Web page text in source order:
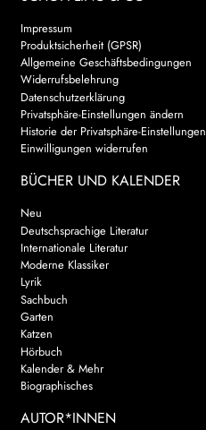
Impressum
Produktsicherheit (GPSR)
Allgemeine Geschäftsbedingungen
Widerrufsbelehrung
Datenschutzerklärung
Privatsphäre-Einstellungen ändern
Historie der Privatsphäre-Einstellungen
Einwilligungen widerrufen
BÜCHER UND KALENDER
Neu
Deutschsprachige Literatur
Internationale Literatur
Moderne Klassiker
Lyrik
Sachbuch
Garten
Katzen
Hörbuch
Kalender & Mehr
Biographisches
AUTOR*INNEN